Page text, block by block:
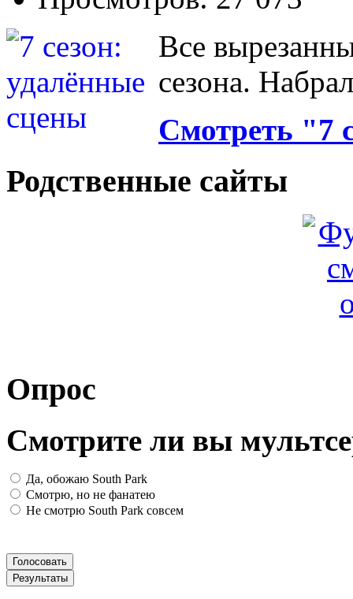
Все
сезона.
Смотреть "7
Родственные сайты
Опрос
Смотрите ли вы
Да, обожаю South Park
Смотрю, но не фанатею
Не смотрю South Park совсем